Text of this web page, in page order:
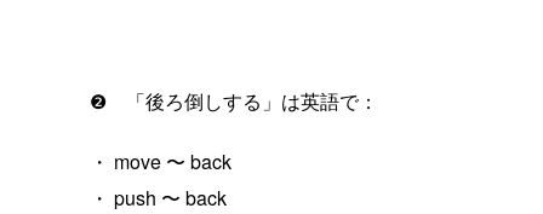
❷ 「後ろ倒しする」は英語で：
・ move 〜 back
・ push 〜 back